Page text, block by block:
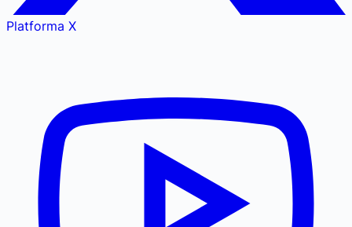
Platforma X